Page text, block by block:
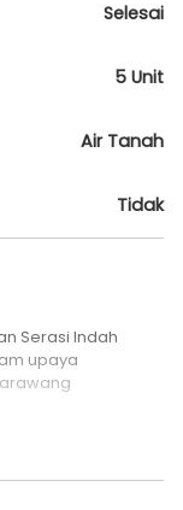
Selesai
5 Unit
Air Tanah
Tidak
Serasi Indah
upaya
dengan